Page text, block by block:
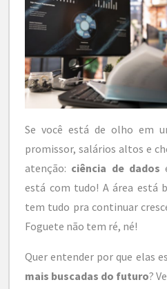
Se você está de olho em
promissor, salários altos e
atenção: ciência de dados
está com tudo! A área está
tem tudo pra continuar
Foguete não tem ré, né!
Quer entender por que elas
mais buscadas do futuro?